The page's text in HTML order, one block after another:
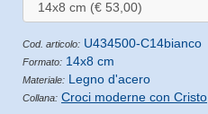
Cod. articolo: U434500-C14bianco
Formato: 14x8 cm
Materiale: Legno d'acero
Collana: Croci moderne con Cristo